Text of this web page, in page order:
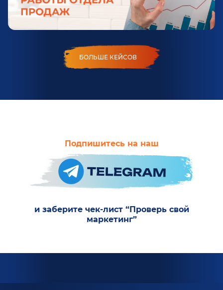
БОЛЬШЕ КЕЙСОВ
Подпишитесь на наш
и заберите чек-лист “Проверь свой
маркетинг”